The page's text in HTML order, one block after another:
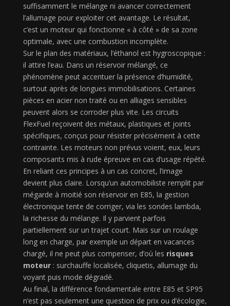
suffisamment le mélange ni avancer correctement
l’allumage pour exploiter cet avantage. Le résultat,
c’est un moteur qui fonctionne « à côté » de sa zone
optimale, avec une combustion incomplète.
Sur le plan des matériaux, l’éthanol est hygroscopique :
il attire l’eau. Dans un réservoir mélangé, ce
phénomène peut accentuer la présence d’humidité,
surtout après de longues immobilisations. Certaines
pièces en acier non traité ou en alliages sensibles
peuvent alors se corroder plus vite. Les circuits
FlexFuel reçoivent des métaux, plastiques et joints
spécifiques, conçus pour résister précisément à cette
contrainte. Les moteurs non prévus voient, eux, leurs
composants mis à rude épreuve en cas d’usage répété.
En reliant ces principes à un cas concret, l’image
devient plus claire. Lorsqu’un automobiliste remplit par
mégarde à moitié son réservoir en E85, la gestion
électronique tente de corriger, via les sondes lambda,
la richesse du mélange. Il y parvient parfois
partiellement sur un trajet court. Mais sur un roulage
long en charge, par exemple un départ en vacances
chargé, il ne peut plus compenser, d’où les risques
moteur: surchauffe localisée, cliquetis, allumage du
voyant puis mode dégradé.
Au final, la différence fondamentale entre E85 et SP95
n’est pas seulement une question de prix ou d’écologie,